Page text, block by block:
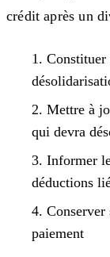
crédit après un
Constituer
Mettre à
qui devra
Informer
déductions
Conserver
paiement